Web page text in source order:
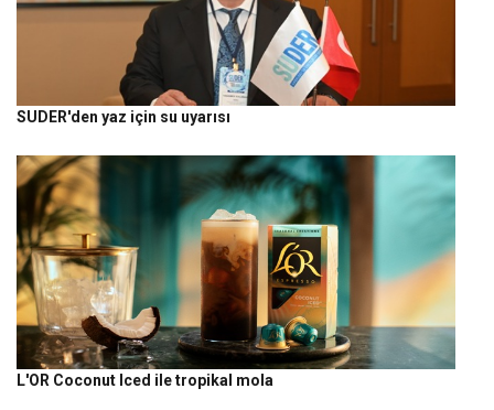
SUDER'den yaz için su uyarısı
L'OR Coconut Iced ile tropikal mola